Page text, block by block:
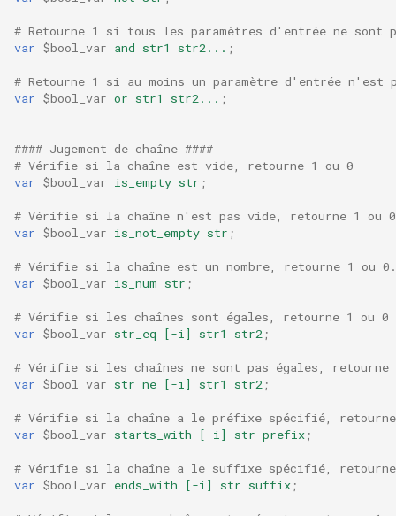
jwt
kafka
libr3
limit-rate
locations
lock
logger-socket
lrucache
macaroons
# Retourne 1 si tous les paramètres d'entrée ne
var $bool_var and str1 str2... ;
# Retourne 1 si au moins un paramètre d'entrée
var $bool_var or str1 str2... ;
#### Jugement de chaîne ####
# Vérifie si la chaîne est vide, retourne 1 ou 0
var $bool_var is_empty str ;
# Vérifie si la chaîne n'est pas vide, retourne 1 ou 0
var $bool_var is_not_empty str ;
# Vérifie si la chaîne est un nombre, retourne 1 ou
var $bool_var is_num str ;
# Vérifie si les chaînes sont égales, retourne 1 ou 0
var $bool_var str_eq [-i] str1 str2 ;
# Vérifie si les chaînes ne sont pas égales, retourne
var $bool_var str_ne [-i] str1 str2 ;
# Vérifie si la chaîne a le préfixe spécifié,
var $bool_var starts_with [-i] str prefix ;
# Vérifie si la chaîne a le suffixe spécifié,
var $bool_var ends_with [-i] str suffix ;